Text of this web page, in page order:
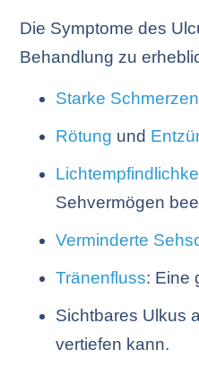
Die Symptome des
Behandlung zu
Starke
Rötung und
Sehvermögen
Verminderte
Tränenfluss: Eine
Sichtbares Ulkus
vertiefen kann.